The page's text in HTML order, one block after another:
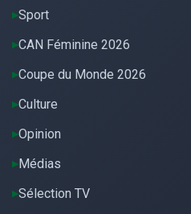
Sport
CAN Féminine 2026
Coupe du Monde 2026
Culture
Opinion
Médias
Sélection TV